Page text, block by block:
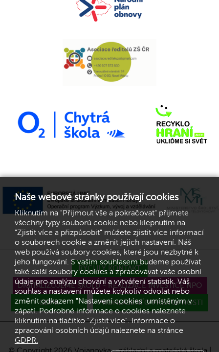
RYCHLÝ KONTAKT
DIGITALIZUJEME ŠKOLU - REALIZACE INVESTICE NPO
GDPR PROHLÁŠENÍ O PŘÍSTUPNOSTI
Naše webové stránky používají cookies
Kliknutím na "Přijmout vše a pokračovat" přijmete
všechny typy souborů cookie nebo klepnutím na
"Zjistit více a přizpůsobit" můžete zjistit více informací
o souborech cookie a změnit jejich nastavení. Náš
web používá soubory cookies, které jsou nezbytné k
jeho fungování. S vaším souhlasem budeme používat
také další soubory cookies a zpracovávat vaše osobní
údaje pro analýzu chování a vytváření statistik. Váš
souhlas a nastavení můžete kdykoliv odvolat nebo
změnit odkazem "Nastavení cookies" umístěným v
zápatí. Podrobné informace o cookies naleznete
kliknutím na tlačítko "Zjistit více". Informace o
zpracování osobních údajů naleznete na stránce
GDPR.